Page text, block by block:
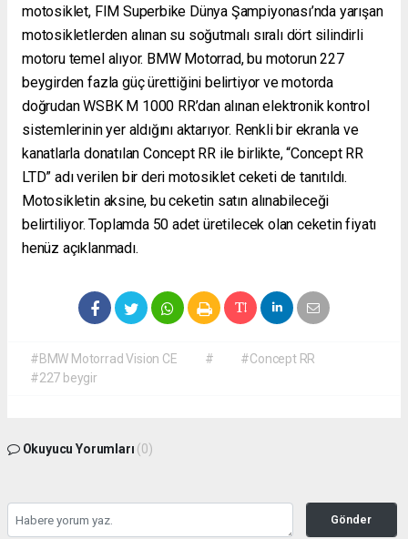
motosiklet, FIM Superbike Dünya Şampiyonası’nda yarışan
motosikletlerden alınan su soğutmalı sıralı dört silindirli
motoru temel alıyor. BMW Motorrad, bu motorun 227
beygirden fazla güç ürettiğini belirtiyor ve motorda
doğrudan WSBK M 1000 RR’dan alınan elektronik kontrol
sistemlerinin yer aldığını aktarıyor. Renkli bir ekranla ve
kanatlarla donatılan Concept RR ile birlikte, “Concept RR
LTD” adı verilen bir deri motosiklet ceketi de tanıtıldı.
Motosikletin aksine, bu ceketin satın alınabileceği
belirtiliyor. Toplamda 50 adet üretilecek olan ceketin fiyatı
henüz açıklanmadı.
#BMW Motorrad Vision CE #
#Concept RR
#227 beygir
Okuyucu Yorumları (0)
Gönder